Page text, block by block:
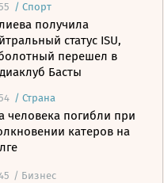
/ Спорт
получила
статус ISU,
перешел в
Басты
/ Страна
человека погибли при
катеров на
/ Бизнес